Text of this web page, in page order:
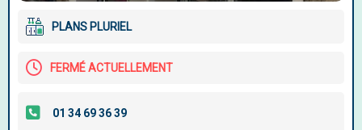
PLANS PLURIEL
FERMÉ ACTUELLEMENT